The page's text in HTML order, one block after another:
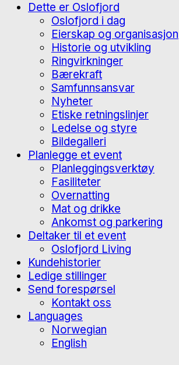
Dette er Oslofjord
Oslofjord i dag
Eierskap og organisasjon
Historie og utvikling
Ringvirkninger
Bærekraft
Samfunnsansvar
Nyheter
Etiske retningslinjer
Ledelse og styre
Bildegalleri
Planlegge et event
Planleggingsverktøy
Fasiliteter
Overnatting
Mat og drikke
Ankomst og parkering
Deltaker til et event
Oslofjord Living
Kundehistorier
Ledige stillinger
Send forespørsel
Kontakt oss
Languages
Norwegian
English